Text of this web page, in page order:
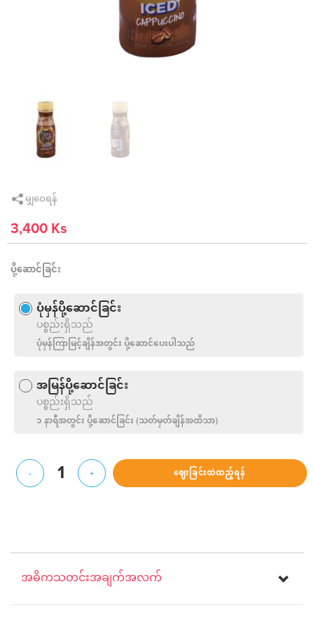
မျှဝေရန်
3,400 Ks
ပို့ဆောင်ခြင်း
ပုံမှန်ပို့ဆောင်ခြင်း
ပစ္စည်းရှိသည်
ပုံမှန်ကြာမြင့်ချိန်အတွင်း ပို့ဆောင်ပေးပါသည်
အမြန်ပို့ဆောင်ခြင်း
ပစ္စည်းရှိသည်
၁ နာရီအတွင်း ပို့‌ဆောင်ခြင်း (သတ်မှတ်ချိန်အထိသာ)
- 1 + ဈေးခြင်းထဲထည့်ရန်
အဓိကသတင်းအချက်အလက်